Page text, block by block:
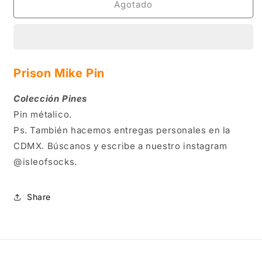
Mike
Mike
Agotado
Prison Mike Pin
Colección Pines
Pin métalico.
Ps. También hacemos entregas personales en la
CDMX. Búscanos y escribe a nuestro instagram
@isleofsocks.
Share